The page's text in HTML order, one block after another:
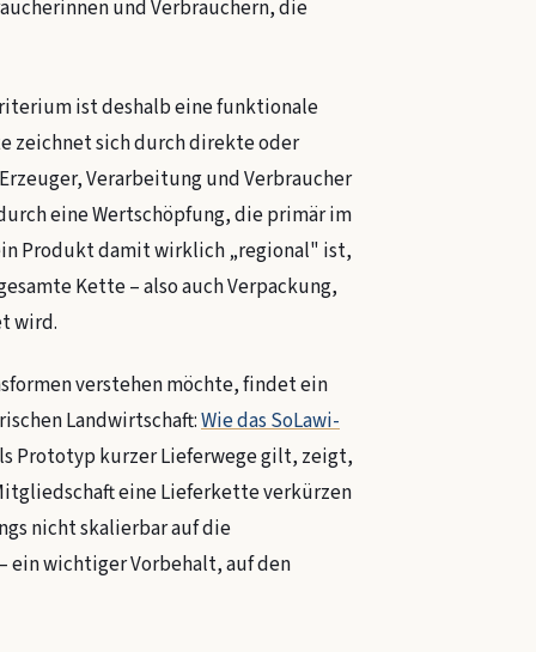
und Verbrauchern, die
ist deshalb eine funktionale
zeichnet sich durch direkte oder
Verarbeitung und Verbraucher
eine Wertschöpfung, die primär im
Produkt damit wirklich „regional" ist,
Kette – also auch Verpackung,
wird.
verstehen möchte, findet ein
Landwirtschaft:Wie das SoLawi-
Prototyp kurzer Lieferwege gilt, zeigt,
eine Lieferkette verkürzen
nicht skalierbar auf die
ein wichtiger Vorbehalt, auf den